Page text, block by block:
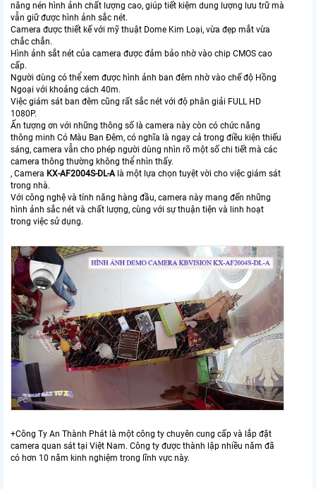
năng nén hình ảnh chất lượng cao, giúp tiết kiệm dung lượng lưu trữ mà
vẫn giữ được hình ảnh sắc nét.
Camera được thiết kế với mỹ thuật Dome Kim Loại, vừa đẹp mắt vừa
chắc chắn.
Hình ảnh sắt nét của camera được đảm bảo nhờ vào chip CMOS cao
cấp.
Người dùng có thể xem được hình ảnh ban đêm nhờ vào chế độ Hồng
Ngoại với khoảng cách 40m.
Việc giám sát ban đêm cũng rất sắc nét với độ phân giải FULL HD
1080P.
Ấn tượng ơn với những thông số là camera này còn có chức năng
thông minh Có Màu Ban Đêm, có nghĩa là ngay cả trong điều kiện thiếu
sáng, camera vẫn cho phép người dùng nhìn rõ một số chi tiết mà các
camera thông thường không thể nhìn thấy.
, Camera KX-AF2004S-DL-Alà một lựa chọn tuyệt vời cho việc giám sát
trong nhà.
Với công nghệ và tính năng hàng đầu, camera này mang đến những
hình ảnh sắc nét và chất lượng, cùng với sự thuận tiện và linh hoạt
trong việc sử dụng.
+Công Ty An Thành Phát là một công ty chuyên cung cấp và lắp đặt
camera quan sát tại Việt Nam. Công ty được thành lập nhiều năm đã
có hơn 10 năm kinh nghiệm trong lĩnh vực này.